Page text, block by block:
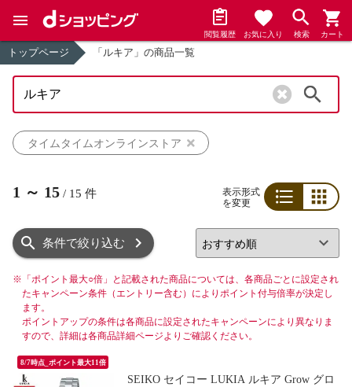
閲覧履歴 お気に入り 検索 カート
トップページ 「ルキア」の商品一覧
タイムタイムオンラインストア
1 ～ 15 / 15 件
表示形式
を変更
条件で絞り込む
※ 「ポイント最大○倍」と記載された商品については、各商品ごとに設定され
たキャンペーン条件（エントリー含む）によりポイント付与倍率が決定し
ます。
ポイントアップの条件は各商品に設定されたキャンペーンにより異なりま
すので、詳細は各商品詳細ページよりご確認ください。
8/7時点_ポイント最大11倍
SEIKO セイコー LUKIA ルキア Grow グロ